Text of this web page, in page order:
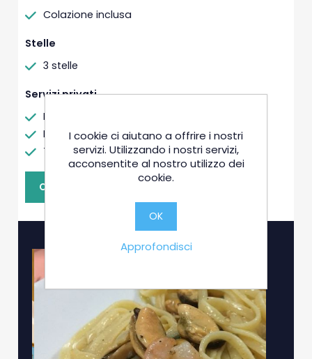
Colazione inclusa
Stelle
3 stelle
Servizi privati
Bagno privato
Balcone
TV a schermo piatto
CONTATTA IL VENDITORE
I cookie ci aiutano a offrire i nostri
servizi. Utilizzando i nostri servizi,
acconsentite al nostro utilizzo dei
cookie.
OK
Approfondisci